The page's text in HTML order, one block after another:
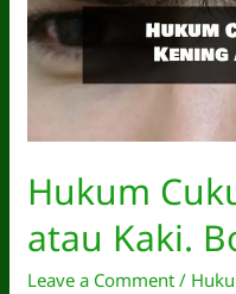
Hukum
atau Kaki.
Leave a Comment /